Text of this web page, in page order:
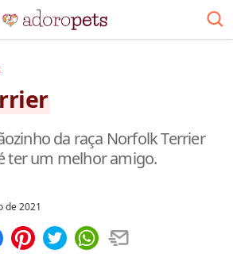
da raça Norfolk Terrier
ter um melhor amigo.
de 2021